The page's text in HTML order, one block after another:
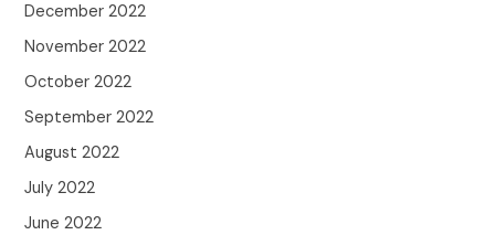
December 2022
November 2022
October 2022
September 2022
August 2022
July 2022
June 2022